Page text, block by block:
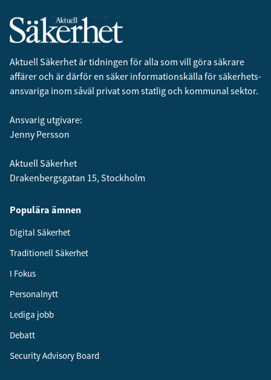
Aktuell Säkerhet är tidningen för alla som vill göra säkrare
affärer och är därför en säker informationskälla för säkerhets­
ansvariga inom såväl privat som statlig och kommunal sektor.
Ansvarig utgivare:
Jenny Persson
Aktuell Säkerhet
Drakenbergsgatan 15, Stockholm
Populära ämnen
Digital Säkerhet
Traditionell Säkerhet
I Fokus
Personalnytt
Lediga jobb
Debatt
Security Advisory Board